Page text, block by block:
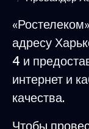
адресу
4 и
интернет и
качества.
Чтобы